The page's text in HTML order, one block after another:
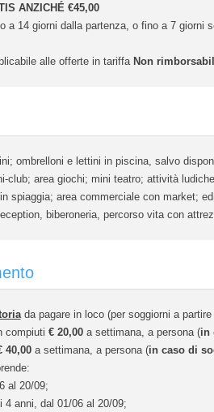
ANZICHÉ €45,00
a 14 giorni dalla partenza, o fino a 7
alle offerte in tariffa Non
ombrelloni e lettini in piscina, salvo
club; area giochi; mini teatro; attività
spiaggia; area commerciale con market;
biberoneria, percorso vita con
da pagare in loco (per soggiorni a
compiuti € 20,00a settimana, a persona (in
40,00a settimana, a persona (in caso di
al 20/09;
4 anni, dal 01/06 al 20/09;